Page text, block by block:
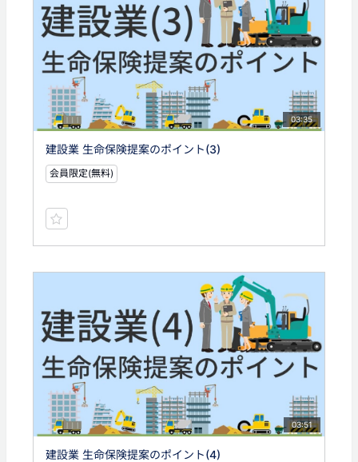
03:35
建設業 生命保険提案のポイント(3)
会員限定(無料)
03:51
建設業 生命保険提案のポイント(4)